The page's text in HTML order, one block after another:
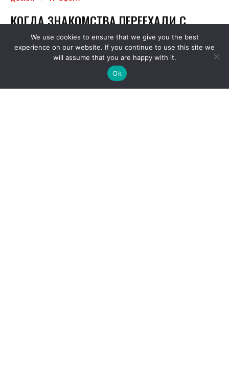
We use cookies to ensure that we give you the best
experience on our website. If you continue to use this site we
will assume that you are happy with it.
Ok